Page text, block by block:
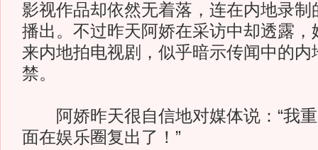
影视作品却依然无着落，连在内地录制
播出。不过昨天阿娇在采访中却透露，
来内地拍电视剧，似乎暗示传闻中的内
禁。
阿娇昨天很自信地对媒体说：“我重
面在娱乐圈复出了！”